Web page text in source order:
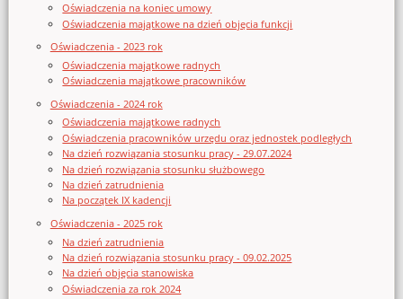
Oświadczenia na koniec umowy
Oświadczenia majątkowe na dzień objęcia funkcji
Oświadczenia - 2023 rok
Oświadczenia majątkowe radnych
Oświadczenia majątkowe pracowników
Oświadczenia - 2024 rok
Oświadczenia majątkowe radnych
Oświadczenia pracowników urzędu oraz jednostek podległych
Na dzień rozwiązania stosunku pracy - 29.07.2024
Na dzień rozwiązania stosunku służbowego
Na dzień zatrudnienia
Na początek IX kadencji
Oświadczenia - 2025 rok
Na dzień zatrudnienia
Na dzień rozwiązania stosunku pracy - 09.02.2025
Na dzień objęcia stanowiska
Oświadczenia za rok 2024